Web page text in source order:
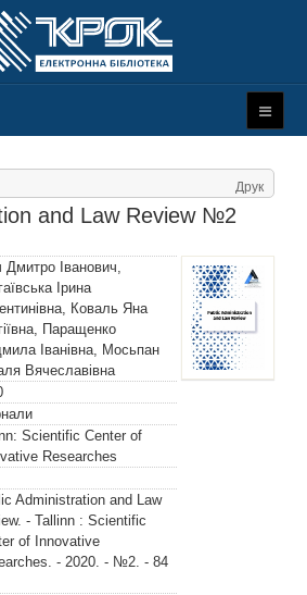
Друк
and Law Review №2
Дмитро Іванович,
Ірина
, Коваль Яна
, Паращенко
Іванівна, Мосьпан
Вячеславівна
Scientific Center of
Researches
Administration and Law
- Tallinn : Scientific
of Innovative
- 2020. - №2. - 84